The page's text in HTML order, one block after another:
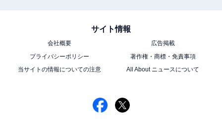
サイト情報
会社概要
広告掲載
プライバシーポリシー
著作権・商標・免責事項
当サイトの情報についての注意
All About ニュースについて